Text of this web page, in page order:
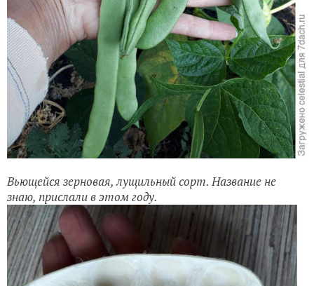
Вьющейся зерновая, лущильный сорт. Название не
знаю, прислали в этом году.